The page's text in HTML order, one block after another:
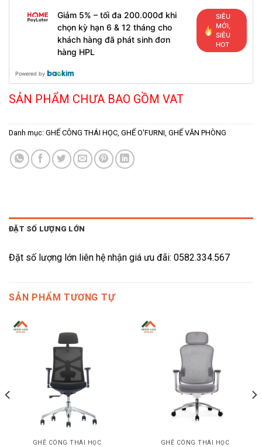
Giảm 5% – tối đa 200.000đ khi
chọn kỳ hạn 6 & 12 tháng cho
khách hàng đã phát sinh đơn
hàng HPL
SIÊU
MỚI,
SIÊU
HOT
Powered by
SẢN PHẨM CHƯA BAO GỒM VAT
Danh mục: GHẾ CÔNG THÁI HỌC, GHẾ O'FURNI, GHẾ VĂN PHÒNG
ĐẶT SỐ LƯỢNG LỚN
Đặt số lượng lớn liên hệ nhận giá ưu đãi: 0582.334.567
SẢN PHẨM TƯƠNG TỰ
GHẾ CÔNG THÁI HỌC GHẾ CÔNG THÁI HỌC